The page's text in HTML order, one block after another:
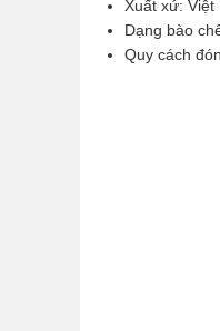
Xuất xứ: Việt
Dạng bào
Quy cách